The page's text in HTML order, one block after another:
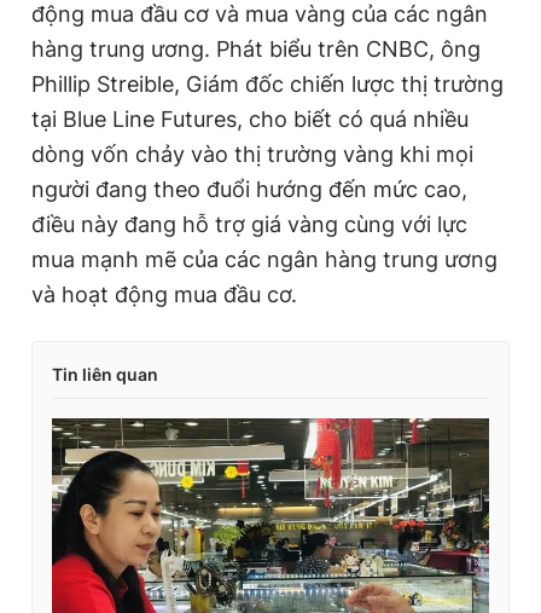
động mua đầu cơ và mua vàng của các ngân
hàng trung ương. Phát biểu trên CNBC, ông
Phillip Streible, Giám đốc chiến lược thị trường
tại Blue Line Futures, cho biết có quá nhiều
dòng vốn chảy vào thị trường vàng khi mọi
người đang theo đuổi hướng đến mức cao,
điều này đang hỗ trợ giá vàng cùng với lực
mua mạnh mẽ của các ngân hàng trung ương
và hoạt động mua đầu cơ.
Tin liên quan